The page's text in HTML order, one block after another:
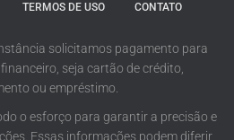
TERMOS DE USO CONTATO
solicitamos pagamento para
seja cartão de crédito,
ou empréstimo.
o esforço para garantir a precisão e
Essas informações podem diferir